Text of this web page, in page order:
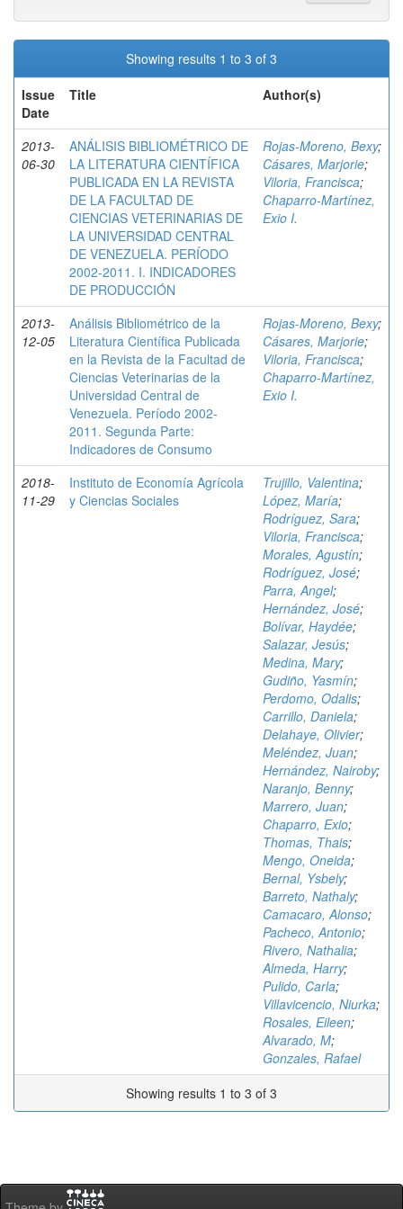
Showing results 1 to 3 of 3
Issue
Date
Title Author(s)
2013-
06-30
ANÁLISIS BIBLIOMÉTRICO DE
LA LITERATURA CIENTÍFICA
PUBLICADA EN LA REVISTA
DE LA FACULTAD DE
CIENCIAS VETERINARIAS DE
LA UNIVERSIDAD CENTRAL
DE VENEZUELA. PERÍODO
2002-2011. I. INDICADORES
DE PRODUCCIÓN
Rojas-Moreno, Bexy;
Cásares, Marjorie;
Viloria, Francisca;
Chaparro-Martínez,
Exio I.
2013-
12-05
Análisis Bibliométrico de la
Literatura Científica Publicada
en la Revista de la Facultad de
Ciencias Veterinarias de la
Universidad Central de
Venezuela. Período 2002-
2011. Segunda Parte:
Indicadores de Consumo
Rojas-Moreno, Bexy;
Cásares, Marjorie;
Viloria, Francisca;
Chaparro-Martínez,
Exio I.
2018-
11-29
Instituto de Economía Agrícola
y Ciencias Sociales
Trujillo, Valentina;
López, María;
Rodríguez, Sara;
Viloria, Francisca;
Morales, Agustín;
Rodríguez, José;
Parra, Angel;
Hernández, José;
Bolívar, Haydée;
Salazar, Jesús;
Medina, Mary;
Gudiño, Yasmín;
Perdomo, Odalis;
Carrillo, Daniela;
Delahaye, Olivier;
Meléndez, Juan;
Hernández, Nairoby;
Naranjo, Benny;
Marrero, Juan;
Chaparro, Exio;
Thomas, Thais;
Mengo, Oneida;
Bernal, Ysbely;
Barreto, Nathaly;
Camacaro, Alonso;
Pacheco, Antonio;
Rivero, Nathalia;
Almeda, Harry;
Pulido, Carla;
Villavicencio, Niurka;
Rosales, Eileen;
Alvarado, M;
Gonzales, Rafael
Showing results 1 to 3 of 3